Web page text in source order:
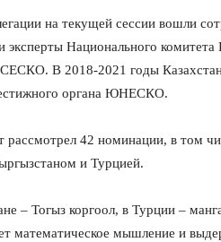
на текущей сессии вошли
Национального
В 2018-2021 годы Казахстан
органа ЮНЕСКО.
рассмотрел 42 номинации, в том
и Турцией.
– Тогыз коргоол, в Турции –
математическое мышление и